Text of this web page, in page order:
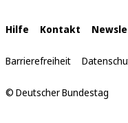
Interne
Links
Hilfe Kontakt
Barrierefreiheit
© Deutscher Bundestag